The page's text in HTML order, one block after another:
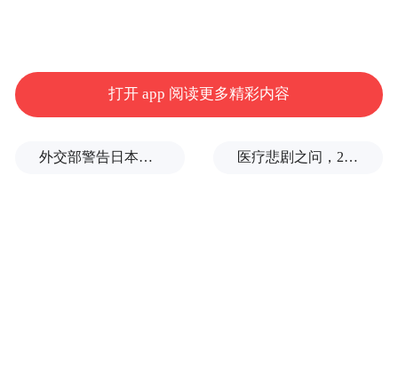
用户无需更换硬件即可享受功能迭代。去年
推出的第二代AirPods Pro已集成医疗级听力
和自主听力评估系统。硬件方面，第三代
打开 app 阅读更多精彩内容
外交部警告日本：不要再次走向历史的被告席 医疗悲剧之问，2岁半患儿身亡，医生获刑1年